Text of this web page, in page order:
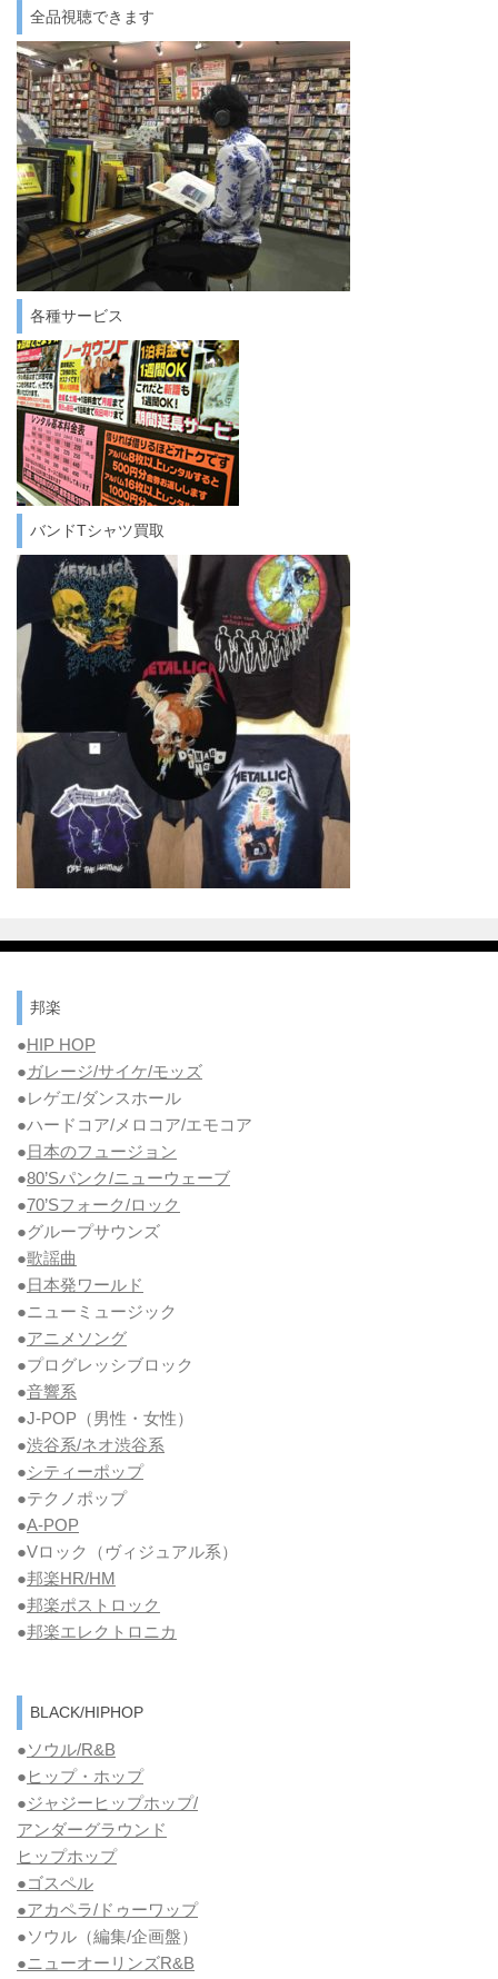
全品視聴できます
各種サービス
バンドTシャツ買取
邦楽
●HIP HOP
●ガレージ/サイケ/モッズ
●レゲエ/ダンスホール
●ハードコア/メロコア/エモコア
●日本のフュージョン
●80’Sパンク/ニューウェーブ
●70’Sフォーク/ロック
●グループサウンズ
●歌謡曲
●日本発ワールド
●ニューミュージック
●アニメソング
●プログレッシブロック
●音響系
●J-POP（男性・女性）
●渋谷系/ネオ渋谷系
●シティーポップ
●テクノポップ
●A-POP
●Vロック
（ヴィジュアル系）
●邦楽HR/HM
●邦楽ポストロック
●邦楽エレクトロニカ
BLACK/HIPHOP
●ソウル/R&B
● ヒップ・ホップ
●ジャジーヒップホップ/
アンダーグラウンド
ヒップホップ
●ゴスペル
●アカペラ/ドゥーワップ
●ソウル （編集/企画盤）
●ニューオーリンズR&B